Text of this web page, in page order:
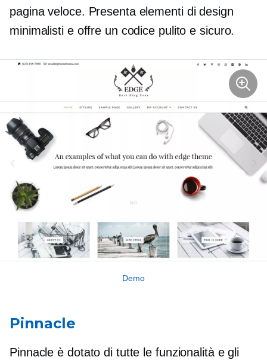
pagina veloce. Presenta elementi di design
minimalisti e offre un codice pulito e sicuro.
Demo
Pinnacle
Pinnacle è dotato di tutte le funzionalità e gli